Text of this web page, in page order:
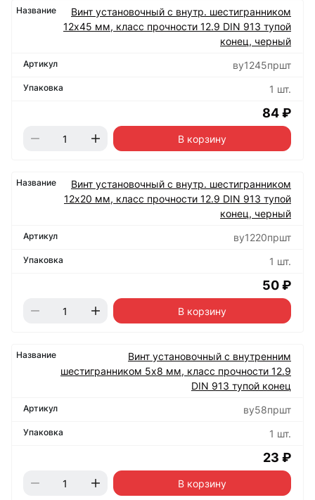
Винт установочный с внутр. шестигранником
12х45 мм, класс прочности 12.9 DIN 913 тупой
конец, черный
ву1245пршт
1 шт.
84 ₽
В корзину
Винт установочный с внутр. шестигранником
12х20 мм, класс прочности 12.9 DIN 913 тупой
конец, черный
ву1220пршт
1 шт.
50 ₽
В корзину
Винт установочный с внутренним
шестигранником 5х8 мм, класс прочности 12.9
DIN 913 тупой конец
ву58пршт
1 шт.
23 ₽
В корзину